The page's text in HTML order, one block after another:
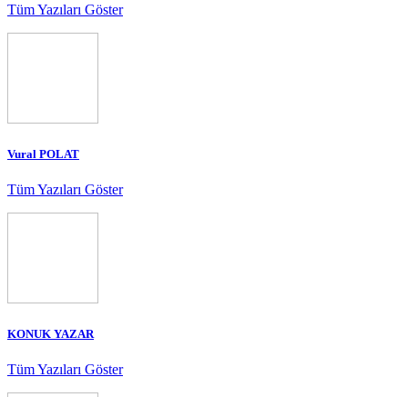
Tüm Yazıları Göster
Vural POLAT
Tüm Yazıları Göster
KONUK YAZAR
Tüm Yazıları Göster